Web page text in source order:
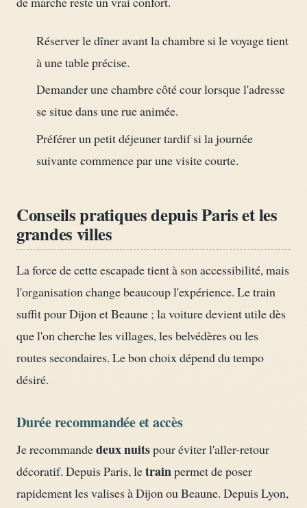
Réserver le dîner avant la chambre si le voyage tient
à une table précise.
Demander une chambre côté cour lorsque l'adresse
se situe dans une rue animée.
Préférer un petit déjeuner tardif si la journée
suivante commence par une visite courte.
Conseils pratiques depuis Paris et les
grandes villes
La force de cette escapade tient à son accessibilité, mais
l'organisation change beaucoup l'expérience. Le train
suffit pour Dijon et Beaune ; la voiture devient utile dès
que l'on cherche les villages, les belvédères ou les
routes secondaires. Le bon choix dépend du tempo
désiré.
Durée recommandée et accès
Je recommandedeux nuitspour éviter l'aller-retour
décoratif. Depuis Paris, letrainpermet de poser
rapidement les valises à Dijon ou Beaune. Depuis Lyon,